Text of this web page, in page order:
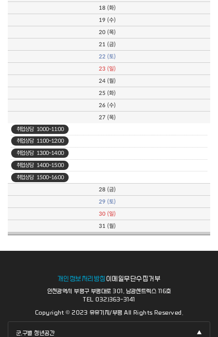
18 (화)
19 (수)
20 (목)
21 (금)
22 (토)
23 (일)
24 (월)
25 (화)
26 (수)
27 (목)
취업상담 10:00~11:00
취업상담 11:00~12:00
취업상담 13:00~14:00
취업상담 14:00~15:00
취업상담 15:00~16:00
28 (금)
29 (토)
30 (일)
31 (월)
개인정보처리방침 이메일무단수집거부
군,구별 청년공간
인천광역시 부평구 부평대로 301, 남광센트렉스 116호
TEL 032)363-3141
Copyright © 2023 유유기지/부평 All Rights Reserved.